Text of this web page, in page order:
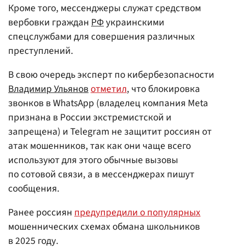
Кроме того, мессенджеры служат средством
вербовки гражданРФукраинскими
спецслужбами для совершения различных
преступлений.
В свою очередь эксперт по кибербезопасности
Владимир Ульяновотметил, что блокировка
звонков в WhatsApp (владелец компания Meta
признана в России экстремистской и
запрещена) и Telegram не защитит россиян от
атак мошенников, так как они чаще всего
используют для этого обычные вызовы
по сотовой связи, а в мессенджерах пишут
сообщения.
Ранее россиянпредупредили о популярных
мошеннических схемах обмана школьников
в 2025 году.